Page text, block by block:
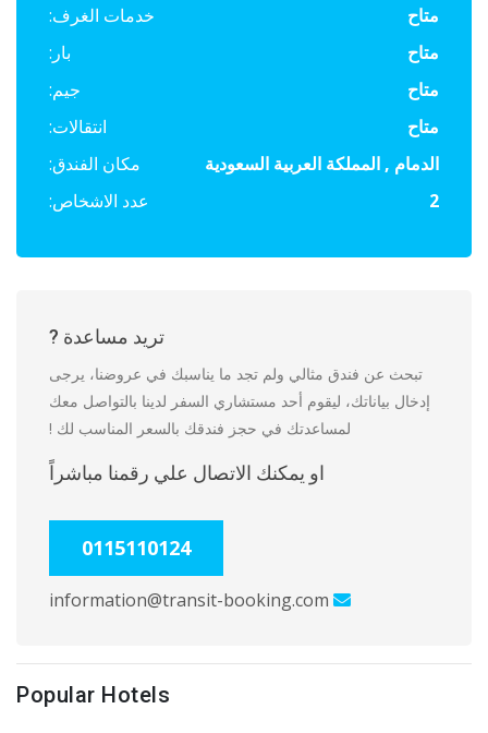
خدمات الغرف:
متاح
بار:
متاح
جيم:
متاح
انتقالات:
متاح
مكان الفندق:
الدمام , المملكة العربية السعودية
عدد الاشخاص:
2
تريد مساعدة ?
تبحث عن فندق مثالي ولم تجد ما يناسبك في عروضنا، يرجى
إدخال بياناتك، ليقوم أحد مستشاري السفر لدينا بالتواصل معك
لمساعدتك في حجز فندقك بالسعر المناسب لك !
او يمكنك الاتصال علي رقمنا مباشراً
0115110124
Popular Hotels